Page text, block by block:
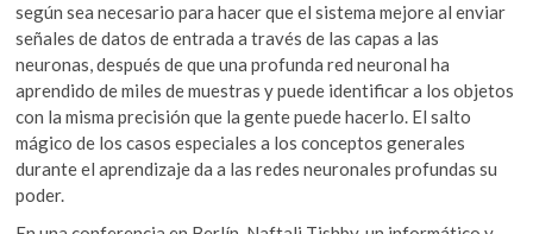
según sea necesario para hacer que el sistema mejore al enviar
señales de datos de entrada a través de las capas a las
neuronas, después de que una profunda red neuronal ha
aprendido de miles de muestras y puede identificar a los objetos
con la misma precisión que la gente puede hacerlo. El salto
mágico de los casos especiales a los conceptos generales
durante el aprendizaje da a las redes neuronales profundas su
poder.